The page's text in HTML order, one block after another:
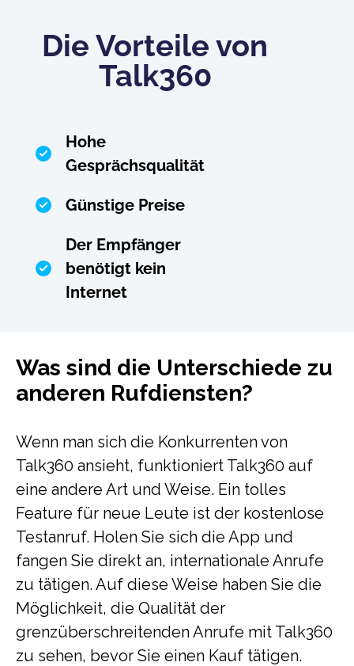
Die Vorteile von
Talk360
Hohe
Gesprächsqualität
Günstige Preise
Der Empfänger
benötigt kein
Internet
Was sind die Unterschiede zu
anderen Rufdiensten?
Wenn man sich die Konkurrenten von
Talk360 ansieht, funktioniert Talk360 auf
eine andere Art und Weise. Ein tolles
Feature für neue Leute ist der kostenlose
Testanruf. Holen Sie sich die App und
fangen Sie direkt an, internationale Anrufe
zu tätigen. Auf diese Weise haben Sie die
Möglichkeit, die Qualität der
grenzüberschreitenden Anrufe mit Talk360
zu sehen, bevor Sie einen Kauf tätigen.